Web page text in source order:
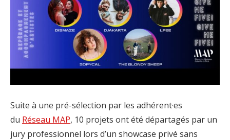
Suite à une pré-sélection par les adhérent·es
du Réseau MAP, 10 projets ont été départagés par un
jury professionnel lors d’un showcase privé sans